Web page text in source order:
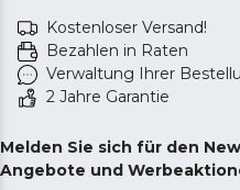
Kostenloser Versand!
Bezahlen in Raten
Verwaltung Ihrer
2 Jahre Garantie
Melden Sie sich für den
Angebote und